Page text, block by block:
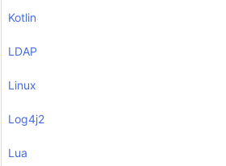
Kotlin
LDAP
Linux
Log4j2
Lua